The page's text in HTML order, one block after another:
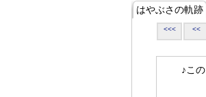
はやぶさの軌跡
<<< <<
♪この